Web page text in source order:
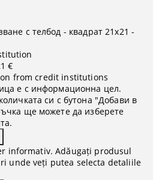
с телбод - квадрат 21x21 -
€
from credit institutions
е с информационна цел.
си с бутона "Добави в
ще можете да изберете
informativ. Adăugați produsul
unde veți putea selecta detaliile